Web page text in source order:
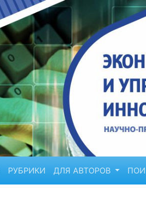
РУБРИКИ ДЛЯ АВТОРОВ